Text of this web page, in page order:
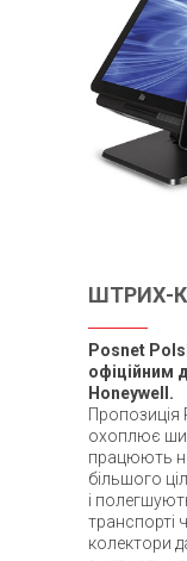
ШТРИХ-
Posnet
офіційним
Honeywell.
Пропозиція
охоплює
працюють
більшого
і
транспорті
колектори